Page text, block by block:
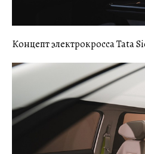
Концепт электрокросса Tata